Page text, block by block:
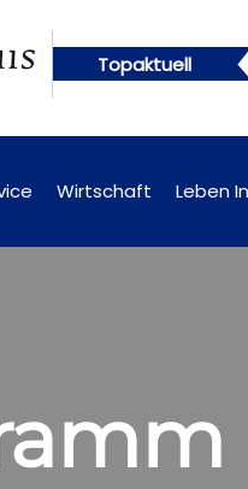
Topaktuell
Öffentliche
Wirtschaft Leben